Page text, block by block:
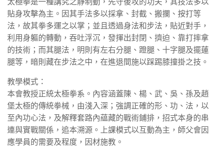
貼身攻擊為主。因其手法多以採拿、封截、搬攔、按打等
法，故其拳多運之以掌；並且透過身法和步法，貼近對手，
利用身軀的轉動，吞吐浮沉，發揮出封閉、擠迫、靠打摔拿
的技術；而其腿法，明則有左右分腿、蹬腿、十字腿及擺蓮
腿等，暗則藏在步法之中，在進退間施以踩踢膝撞掛之技。
教學模式：
本會教授正統太極拳系。內容涵蓋陳、楊、武、吳、孫及趙
堡太極的傳統拳械，由淺入深；強調正確的形、功、法，以
至內功心法，及解釋套路內藴藏的戰術鋪排，招式本身的串
連與實戰關係，追本溯源。上課模式以互動為主，師父會因
應學員的需要及程度，因材施教。